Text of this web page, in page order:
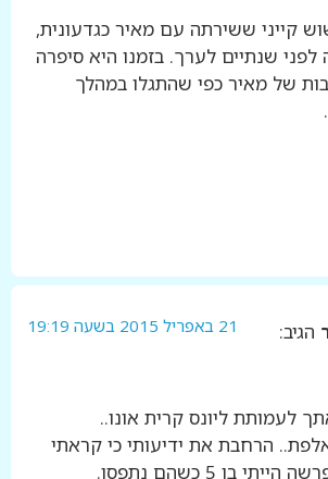
קייני ששירתה עם מאיר כגדעונית,
שנתיים לערך. בזמנו היא סיפרה
של מאיר כפי שהתגלו במהלך
הגיב: 21 באפריל 2015 בשעה 19:19
לעמותת ליונס קרית אונו..
הרחבת את ידיעותי כי קראתי
בן 5 כשהם נתפסו.